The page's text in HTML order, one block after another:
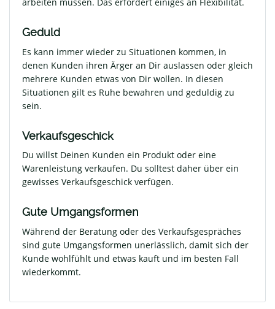
Geduld
Es kann immer wieder zu Situationen kommen, in
denen Kunden ihren Ärger an Dir auslassen oder gleich
mehrere Kunden etwas von Dir wollen. In diesen
Situationen gilt es Ruhe bewahren und geduldig zu
sein.
Verkaufsgeschick
Du willst Deinen Kunden ein Produkt oder eine
Warenleistung verkaufen. Du solltest daher über ein
gewisses Verkaufsgeschick verfügen.
Gute Umgangsformen
Während der Beratung oder des Verkaufsgespräches
sind gute Umgangsformen unerlässlich, damit sich der
Kunde wohlfühlt und etwas kauft und im besten Fall
wiederkommt.